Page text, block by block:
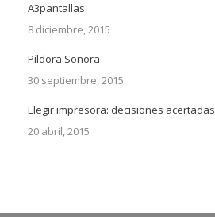
A3pantallas
8 diciembre, 2015
Píldora Sonora
30 septiembre, 2015
Elegir impresora: decisiones acertadas
20 abril, 2015